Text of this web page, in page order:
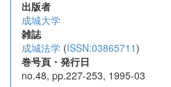
出版者
成城大学
雑誌
成城法学 (ISSN:03865711)
巻号頁・発行日
no.48, pp.227-253, 1995-03